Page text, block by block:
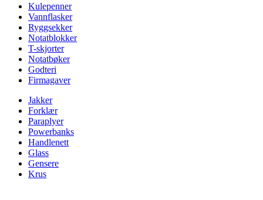
Kulepenner
Vannflasker
Ryggsekker
Notatblokker
T-skjorter
Notatbøker
Godteri
Firmagaver
Jakker
Forklær
Paraplyer
Powerbanks
Handlenett
Glass
Gensere
Krus